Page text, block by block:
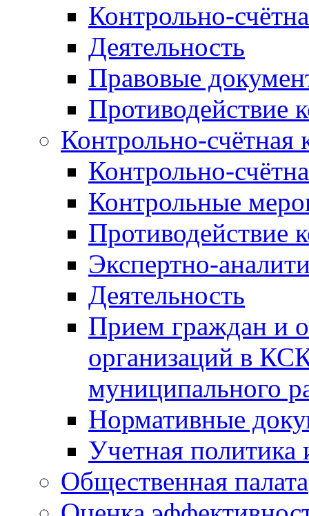
Контрольно-
Деятельность
Правовые
Противодействие
Контрольно-счётная
Контрольно-
Контрольные
Противодействие
Экспертно-
Деятельность
Прием граждан и
организаций в
муниципального
Нормативные
Учетная политика
Общественная палата